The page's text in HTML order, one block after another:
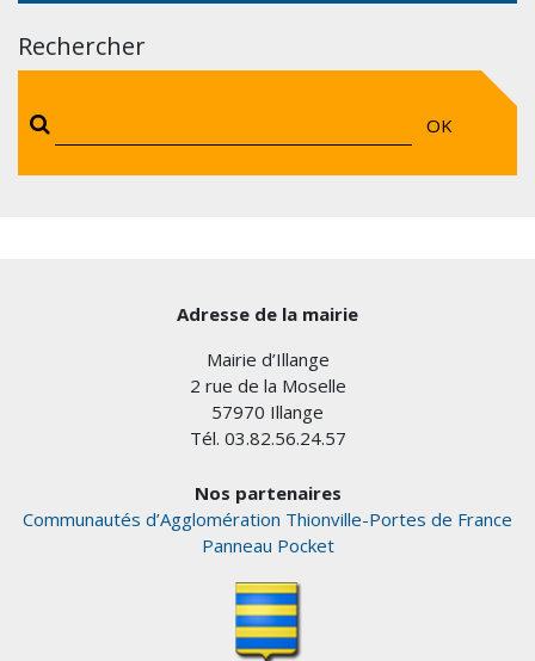
Rechercher
OK
Adresse de la mairie
Mairie d’Illange
2 rue de la Moselle
57970 Illange
Tél. 03.82.56.24.57
Nos partenaires
Communautés d’Agglomération Thionville-Portes de France
Panneau Pocket